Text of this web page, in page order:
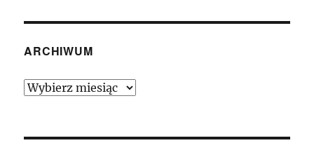
ARCHIWUM
Archiwum